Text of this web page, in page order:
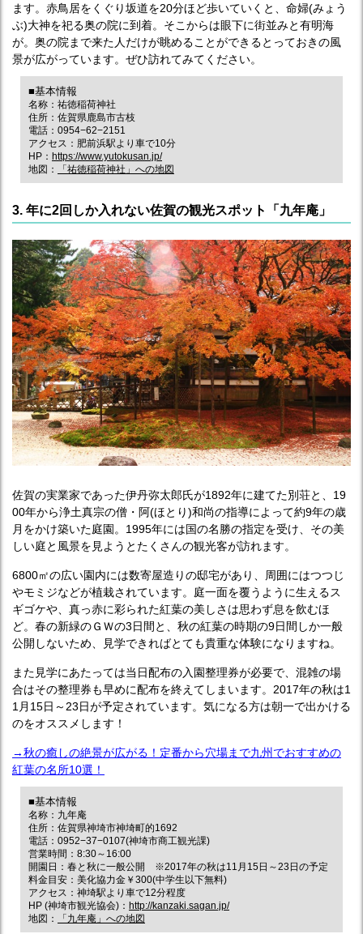
ます。赤鳥居をくぐり坂道を20分ほど歩いていくと、命婦(みょう
ぶ)大神を祀る奥の院に到着。そこからは眼下に街並みと有明海
が。奥の院まで来た人だけが眺めることができるとっておきの風
景が広がっています。ぜひ訪れてみてください。
■基本情報
名称：祐徳稲荷神社
住所：佐賀県鹿島市古枝
電話：0954−62−2151
アクセス：肥前浜駅より車で10分
HP： https://www.yutokusan.jp/
地図：
「祐徳稲荷神社」への地図
3. 年に2回しか入れない佐賀の観光スポット「九年庵」
佐賀の実業家であった伊丹弥太郎氏が1892年に建てた別荘と、19
00年から浄土真宗の僧・阿(ほとり)和尚の指導によって約9年の歳
月をかけ築いた庭園。1995年には国の名勝の指定を受け、その美
しい庭と風景を見ようとたくさんの観光客が訪れます。
6800㎡の広い園内には数寄屋造りの邸宅があり、周囲にはつつじ
やモミジなどが植栽されています。庭一面を覆うように生えるス
ギゴケや、真っ赤に彩られた紅葉の美しさは思わず息を飲むほ
ど。春の新緑のＧＷの3日間と、秋の紅葉の時期の9日間しか一般
公開しないため、見学できればとても貴重な体験になりますね。
また見学にあたっては当日配布の入園整理券が必要で、混雑の場
合はその整理券も早めに配布を終えてしまいます。2017年の秋は1
1月15日～23日が予定されています。気になる方は朝一で出かける
のをオススメします！
→秋の癒しの絶景が広がる！定番から穴場まで九州でおすすめの
紅葉の名所10選！
■基本情報
名称：九年庵
住所：佐賀県神埼市神埼町的1692
電話：0952−37−0107(神埼市商工観光課)
営業時間：8:30～16:00
開園日：春と秋に一般公開 ※2017年の秋は11月15日～23日の予定
料金目安：美化協力金￥300(中学生以下無料)
アクセス：神埼駅より車で12分程度
HP (神埼市観光協会)： http://kanzaki.sagan.jp/
地図：
「九年庵」への地図